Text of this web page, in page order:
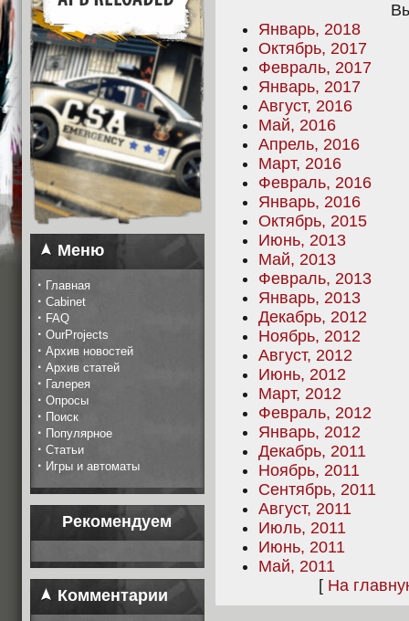
Меню
· Главная
· Cabinet
· FAQ
· OurProjects
· Архив новостей
· Архив статей
· Галерея
· Опросы
· Поиск
· Популярное
· Статьи
· Игры и автоматы
Рекомендуем
Комментарии
Январь, 2018
Октябрь, 2017
Февраль, 2017
Январь, 2017
Август, 2016
Май, 2016
Апрель, 2016
Март, 2016
Февраль, 2016
Январь, 2016
Октябрь, 2015
Июнь, 2013
Май, 2013
Февраль, 2013
Январь, 2013
Декабрь, 2012
Ноябрь, 2012
Август, 2012
Июнь, 2012
Март, 2012
Февраль, 2012
Январь, 2012
Декабрь, 2011
Ноябрь, 2011
Сентябрь, 2011
Август, 2011
Июль, 2011
Июнь, 2011
Май, 2011
[ На